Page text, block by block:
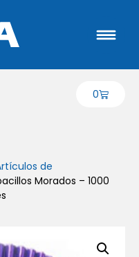
0
de
Morados – 1000